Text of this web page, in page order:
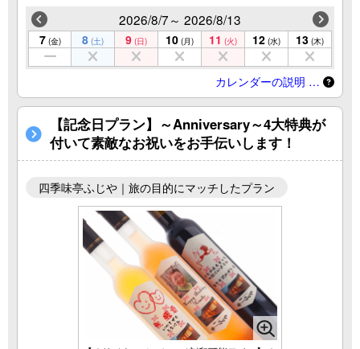
2026/8/7～ 2026/8/13
7 (金) 8 (土) 9 (日) 10 (月) 11 (火) 12 (水) 13 (木)
カレンダーの説明 …
【記念日プラン】～Anniversary～4大特典が
付いて素敵なお祝いをお手伝いします！
四季味亭ふじや｜旅の目的にマッチしたプラン